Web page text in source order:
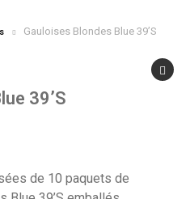
Gauloises Blondes Blue 39’S
39’S
de 10 paquets de